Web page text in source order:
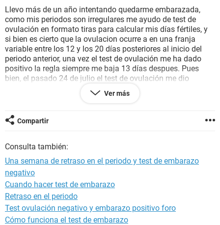
SEXUALIDAD
GLOSARIO
Llevo más de un año intentando quedarme embarazada,
como mis periodos son irregulares me ayudo de test de
ovulación en formato tiras para calcular mis días fértiles, y
si bien es cierto que la ovulacion ocurre a en una franja
variable entre los 12 y los 20 días posteriores al inicio del
periodo anterior, una vez el test de ovulación me ha dado
positivo la regla siempre me baja 13 días despues. Pues
bien, el pasado 24 de julio el test de ovulación me dio
positivo y aun no me ha bajado el periodo y he relizado un
par de test de embarazo de alta sensibilidad y me salen
embarazada y que el test no lo detecte aunque hayan
pasado ya 3 semanas desde el periodo de ovulación (una
ocurra?
Muchas gracias por su ayuda
Ver más
Compartir
Consulta también:
Una semana de retraso en el periodo y test de embarazo
negativo
Cuando hacer test de embarazo
Retraso en el periodo
Test ovulación negativo y embarazo positivo foro
Cómo funciona el test de embarazo